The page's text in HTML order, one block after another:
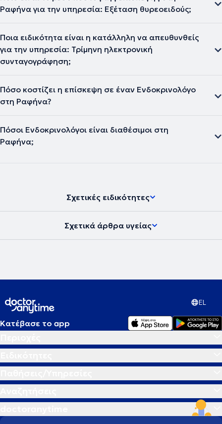
Ραφήνα για την υπηρεσία: Εξέταση θυρεοειδούς;
Ποια ειδικότητα είναι η κατάλληλη να απευθυνθείς
για την υπηρεσία: Τρίμηνη ηλεκτρονική
συνταγογράφηση;
Πόσο κοστίζει η επίσκεψη σε έναν Ενδοκρινολόγο
στη Ραφήνα?
Πόσοι Ενδοκρινολόγοι είναι διαθέσιμοι στη
Ραφήνα;
Σχετικές ειδικότητες
Σχετικά άρθρα υγείας
EL
Κατέβασε το app